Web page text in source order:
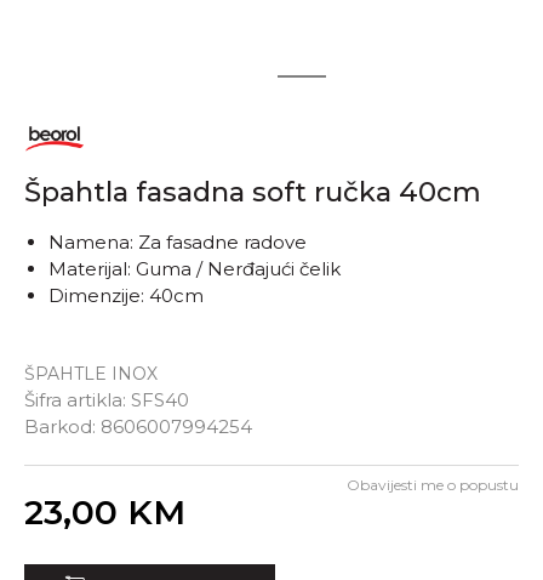
2
Špahtla fasadna soft ručka 40cm
ŠPAHTLE INOX
Šifra artikla: SFS40
Barkod: 8606007994254
Namena: Za fasadne radove
Materijal: Guma / Nerđajući čelik
Dimenzije: 40cm
23,00 KM
Obavijesti me o popustu